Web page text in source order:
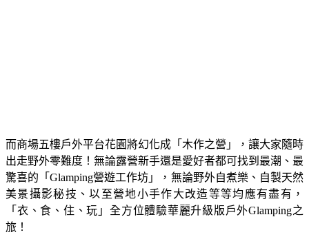
而商場五樓戶外平台花園將幻化成「木作之營」，讓大家隨時
出走野外零難度！無論露營新手還是愛好者都可找到最潮、最
驚喜的「Glamping營遊工作坊」，無論野外自煮樂、自製天然
美景攝影秘技、以至營地小手作大改造等等均應有盡有，
「衣、食、住、玩」全方位體驗華麗升級版戶外Glamping之
旅！